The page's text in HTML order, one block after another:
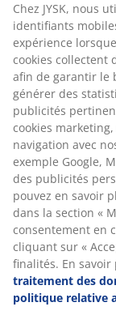
Chez JYSK, nous
identifiants
expérience
cookies collectent
afin de garantir le
générer des
publicités
cookies
navigation avec
exemple Google,
des publicités
pouvez en savoir
dans la section «
consentement en
cliquant sur «
finalités. En savoir
traitement des
politique relative